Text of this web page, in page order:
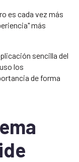
es cada vez más
más
sencilla del
los
de forma